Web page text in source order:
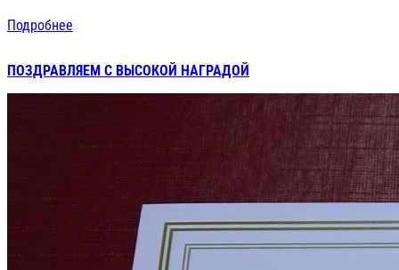
Подробнее
ПОЗДРАВЛЯЕМ С ВЫСОКОЙ НАГРАДОЙ